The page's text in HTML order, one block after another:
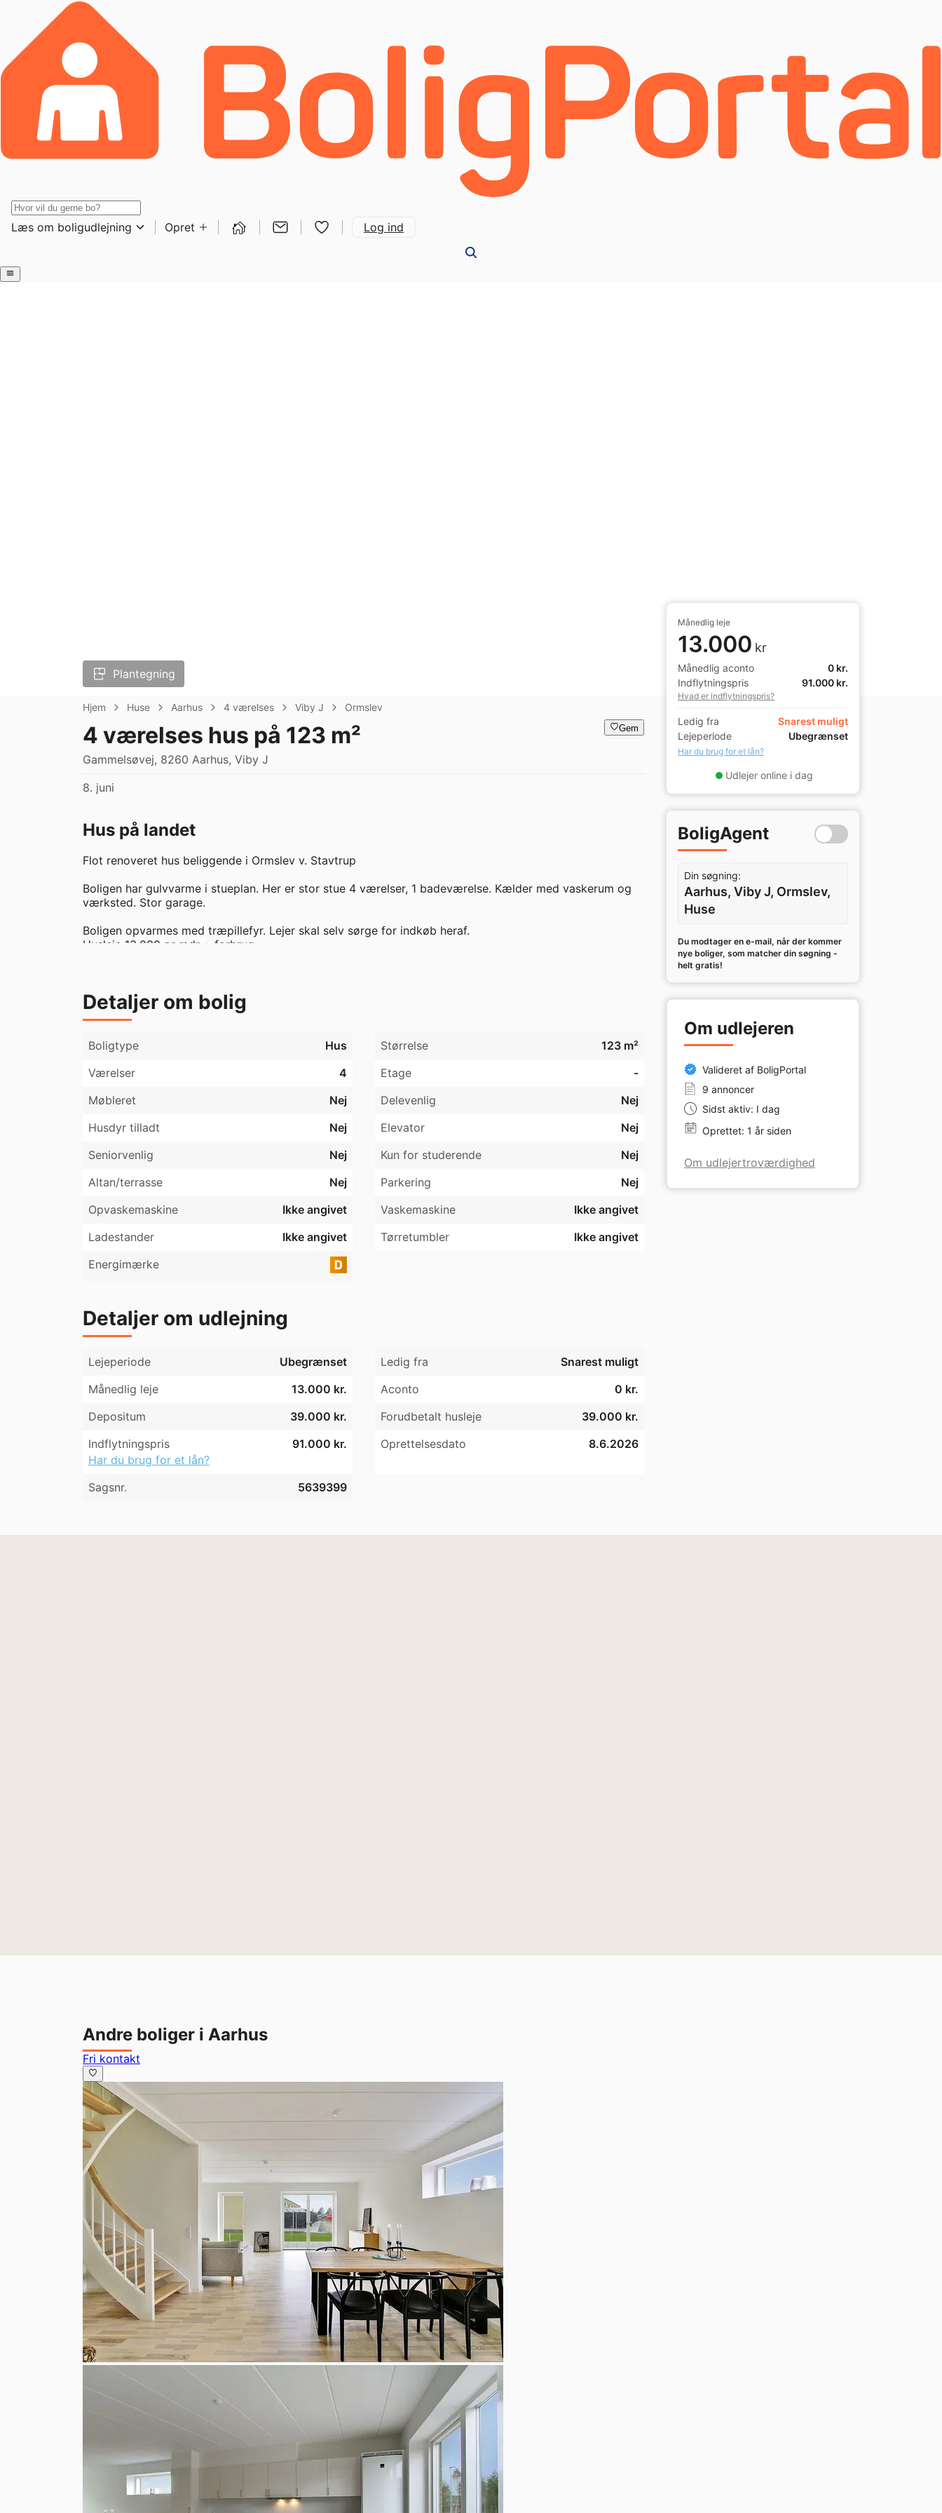
Læs om boligudlejning Opret Log ind
Plantegning
Hjem Huse Aarhus 4 værelses Viby J Ormslev
4 værelses hus på 123 m²
Gammelsøvej, 8260 Aarhus, Viby J
Gem
8. juni
Hus på landet
Flot renoveret hus beliggende i Ormslev v. Stavtrup
Boligen har gulvvarme i stueplan. Her er stor stue 4 værelser, 1 badeværelse. Kælder med vaskerum og
værksted. Stor garage.
Boligen opvarmes med træpillefyr. Lejer skal selv sørge for indkøb heraf.
Husleje 13.000 pr mdr + forbrug.
Detaljer om bolig
Boligtype Hus Størrelse
123 m²
Værelser
4 Etage
-
Møbleret
Nej Delevenlig
Nej
Husdyr tilladt
Nej Elevator
Nej
Seniorvenlig
Nej Kun for studerende
Nej
Altan/terrasse
Nej Parkering
Nej
Opvaskemaskine
Ikke angivet Vaskemaskine
Ikke angivet
Ladestander
Ikke angivet Tørretumbler
Ikke angivet
Energimærke
Detaljer om udlejning
Lejeperiode Ubegrænset Ledig fra
Snarest muligt
Månedlig leje
13.000 kr. Aconto
0 kr.
Depositum
39.000 kr. Forudbetalt husleje
39.000 kr.
Indflytningspris
91.000 kr.
Har du brug for et lån?
Oprettelsesdato 8.6.2026
Sagsnr. 5639399
Månedlig leje
13.000 kr
Månedlig aconto
0 kr.
Indflytningspris
91.000 kr.
Hvad er indflytningspris?
Ledig fra
Snarest muligt
Lejeperiode
Ubegrænset
Har du brug for et lån?
Udlejer online i dag
BoligAgent
Din søgning:
Aarhus, Viby J, Ormslev,
Huse
Du modtager en e-mail, når der kommer
nye boliger, som matcher din søgning -
helt gratis!
Om udlejeren
Valideret af BoligPortal
9 annoncer
Sidst aktiv: I dag
Oprettet: 1 år siden
Om udlejertroværdighed
Andre boliger i Aarhus
Fri kontakt